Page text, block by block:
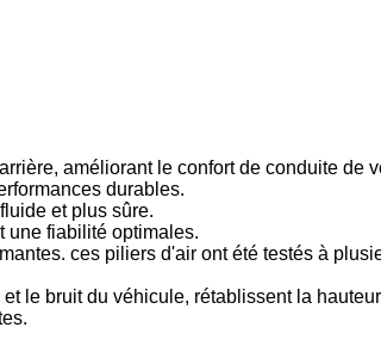
améliorant le confort de conduite de
durables.
et plus sûre.
une fiabilité optimales.
ces piliers d'air ont été testés à
le bruit du véhicule, rétablissent la